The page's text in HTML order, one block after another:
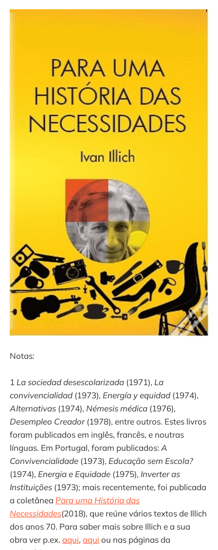
Notas:
1 La sociedad desescolarizada (1971), La
convivencialidad (1973), Energía y equidad (1974),
Alternativas (1974), Némesis médica (1976),
Desempleo Creador(1978), entre outros. Estes livros
foram publicados em inglês, francês, e noutras
línguas. Em Portugal, foram publicados:A
Convivencialidade (1973), Educação sem Escola?
(1974), Energia e Equidade (1975), Inverter as
Instituições (1973); mais recentemente, foi publicada
a coletânea Para uma História das
Necessidades(2018), que reúne vários textos de Illich
dos anos 70. Para saber mais sobre Illich e a sua
obra ver p.ex. aqui, aqui ou nas páginas da